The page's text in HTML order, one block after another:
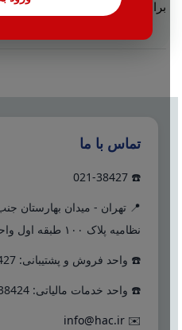
برای ثبت نقد و بررسی وارد
تماس با ما
☎️ 021-38427
📍 تهران - میدان بهارستان
نظامیه پلاک ۱۰۰ طبقه اول واحد ۲
☎️ واحد فروش و پشتیبانی: 38427
☎️ واحد خدمات مالیاتی: 38424
✉️
info@hac.ir